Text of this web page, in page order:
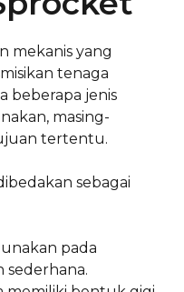
mekanis yang
tenaga
beberapa jenis
masing-
tertentu.
sebagai
pada
sederhana.